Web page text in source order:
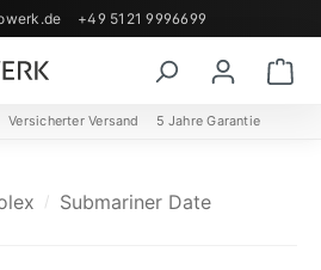
+49 5121 9996699
Versicherter Versand 5 Jahre Garantie
Submariner Date